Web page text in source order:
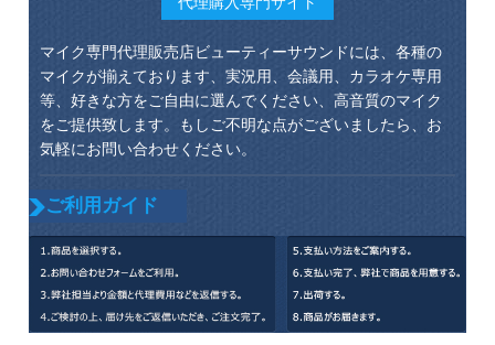
マイク専門代理販売店ビューティーサウンドには、各種の
マイクが揃えております、実況用、会議用、カラオケ専用
等、好きな方をご自由に選んでください、高音質のマイク
をご提供致します。もしご不明な点がございましたら、お
気軽にお問い合わせください。
ご利用ガイド